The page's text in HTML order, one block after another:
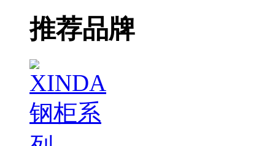
推荐品牌